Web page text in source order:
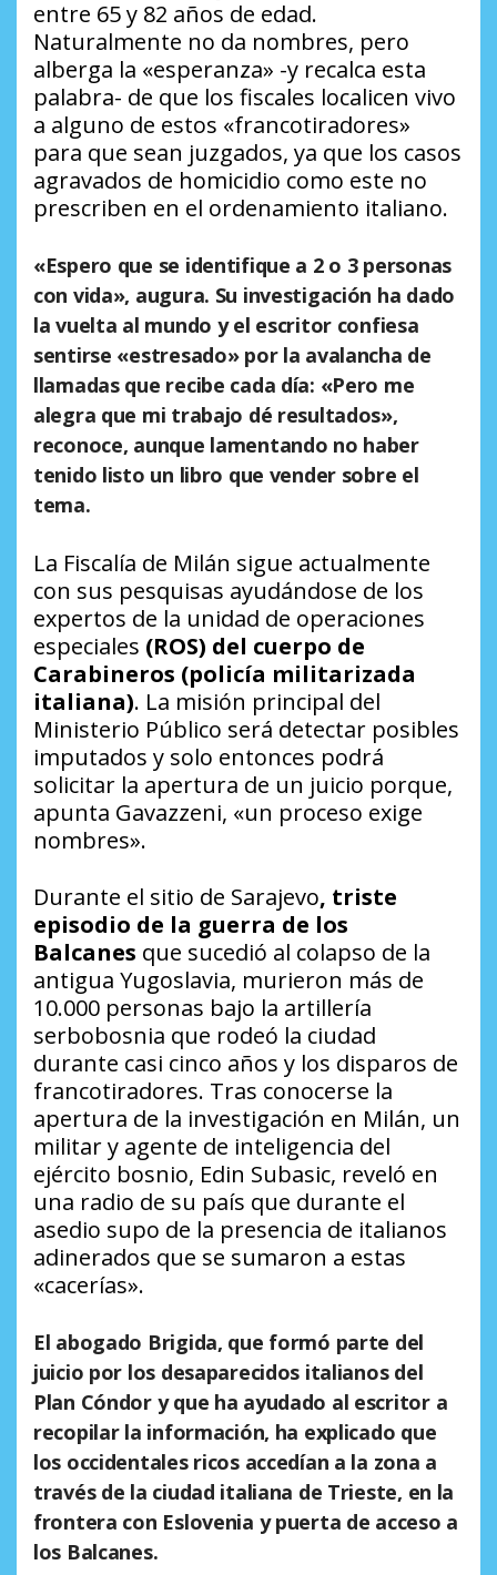
entre 65 y 82 años de edad.
Naturalmente no da nombres, pero
alberga la «esperanza» -y recalca esta
palabra- de que los fiscales localicen vivo
a alguno de estos «francotiradores»
para que sean juzgados, ya que los casos
agravados de homicidio como este no
prescriben en el ordenamiento italiano.
«Espero que se identifique a 2 o 3 personas
con vida», augura. Su investigación ha dado
la vuelta al mundo y el escritor confiesa
sentirse «estresado»por la avalancha de
llamadas que recibe cada día: «Pero me
alegra que mi trabajo dé resultados»,
reconoce, aunque lamentando no haber
tenido listo un libro que vender sobre el
tema.
La Fiscalía de Milán sigue actualmente
con sus pesquisas ayudándose de los
expertos de la unidad de operaciones
especiales (ROS) del cuerpo de
Carabineros (policía militarizada
italiana). La misión principal del
Ministerio Público será detectar posibles
imputados y solo entonces podrá
solicitar la apertura de un juicio porque,
apunta Gavazzeni, «un proceso exige
nombres».
Durante el sitio de Sarajevo, triste
episodio de la guerra de los
Balcanes que sucedió al colapso de la
antigua Yugoslavia, murieron más de
10.000 personas bajo la artillería
serbobosnia que rodeó la ciudad
durante casi cinco años y los disparos de
francotiradores. Tras conocerse la
apertura de la investigación en Milán, un
militar y agente de inteligencia del
ejército bosnio, Edin Subasic, reveló en
una radio de su país que durante el
asedio supo de la presencia de italianos
adinerados que se sumaron a estas
«cacerías».
El abogado Brigida, que formó parte del
juicio por los desaparecidos italianos del
Plan Cóndor y que ha ayudado al escritor a
recopilar la información, ha explicado que
los occidentales ricos accedían a la zona a
través de la ciudad italiana de Trieste, en la
frontera con Eslovenia y puerta de acceso a
los Balcanes.